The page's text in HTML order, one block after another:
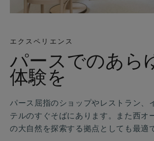
エクスペリエンス
パースでのあ
体験を
パース屈指のショップやレストラン、
テルのすぐそばにあります。また西オ
の大自然を探索する拠点としても最適